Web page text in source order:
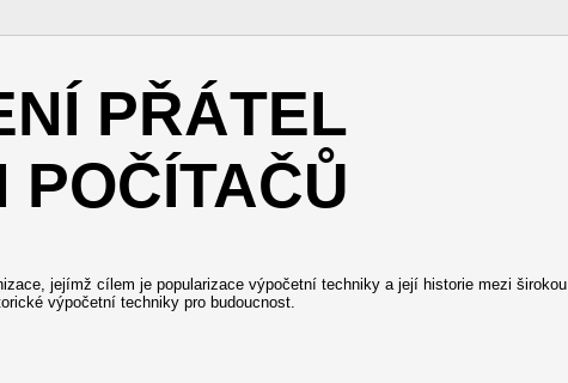
PŘÁTEL
POČÍTAČŮ
jejímž cílem je popularizace výpočetní techniky a její historie mezi širokou
výpočetní techniky pro budoucnost.